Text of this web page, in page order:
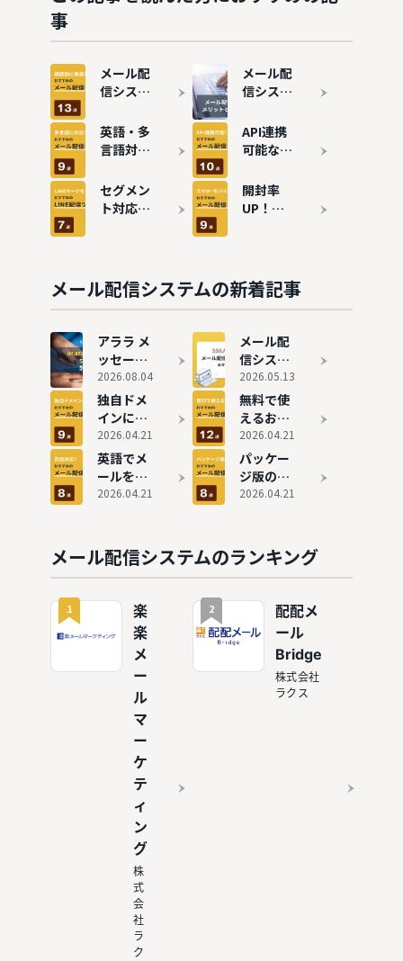
事
メール配
信システ
比較！課
題別おす
メール配
信システ
仕組み・
メリット
説
英語・多
言語対応
配信シス
テムおす
API連携
可能なメ
システム
おすすめ
セグメン
ト対応！
おすすめ
7選
開封率
UP！ス
テムおす
すめ9選
メール配信システムの新着記事
アララ メ
ッセージ
の評判と
実態
2026.08.04
メール配
信システ
ムの費用
相場は？
料金比較
で安いお
すすめ9
選も紹介
2026.05.13
独自ドメ
インに対
応可能な
メール配
信システ
ム9選
2026.04.21
無料で使
えるおす
すめメー
ル配信シ
ステム11
選徹底比
2026.04.21
英語でメ
ールを送
りたい！
信システ
ム8選
2026.04.21
パッケー
ジ版のお
すすめメ
8選
2026.04.21
メール配信システムのランキング
1
楽
楽
メ
ー
ル
マ
ー
ケ
テ
ィ
ン
グ
株
式
会
社
ラ
ク
2
配配メ
ール
Bridge
株式会社
ラクス